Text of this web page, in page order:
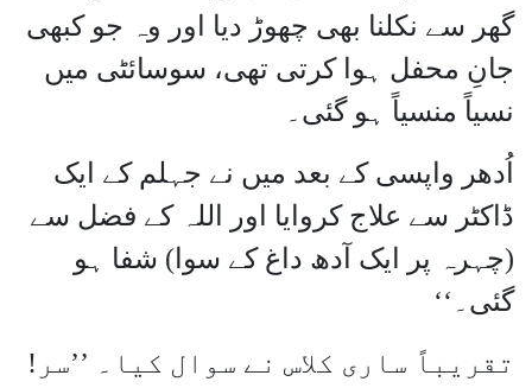
گھر سے نکلنا بھی چھوڑ دیا اور وہ جو کبھی
جانِ محفل ہوا کرتی تھی، سوسائٹی میں
نسیاً منسیاً ہو گئی۔
اُدھر واپسی کے بعد میں نے جہلم کے ایک
ڈاکٹر سے علاج کروایا اور اللہ کے فضل سے
(چہرہ پر ایک آدھ داغ کے سوا) شفا ہو
گئی۔‘‘
تقریباً ساری کلاس نے سوال کیا۔ ’’سر!